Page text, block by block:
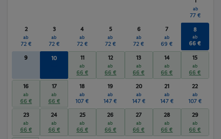
ab
77 €
2
ab
72 €
3
ab
72 €
4
ab
72 €
5
ab
72 €
6
ab
72 €
7
ab
69 €
8
ab
66 €
9 10 11
ab
66 €
12
ab
66 €
13
ab
66 €
14
ab
66 €
15
ab
66 €
16
ab
66 €
17
ab
66 €
18
ab
107 €
19
ab
147 €
20
ab
147 €
21
ab
147 €
22
ab
107 €
23
ab
66 €
24
ab
66 €
25
ab
66 €
26
ab
66 €
27
ab
66 €
28
ab
66 €
29
ab
66 €